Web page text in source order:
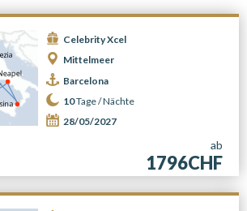
Celebrity Xcel
Mittelmeer
Barcelona
10Tage /Nächte
28/05/2027
ab
1796CHF